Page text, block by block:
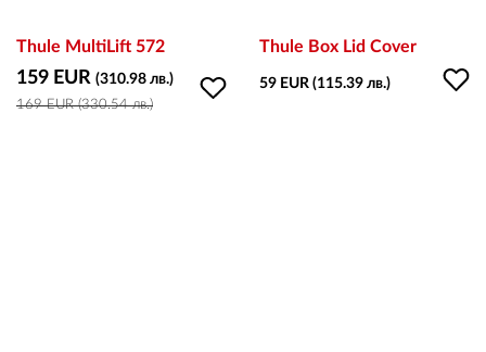
Thule MultiLift 572
159 EUR (310.98 лв.)
169 EUR (330.54 лв.)
Thule Box Lid Cover
59 EUR (115.39 лв.)
Регистрация